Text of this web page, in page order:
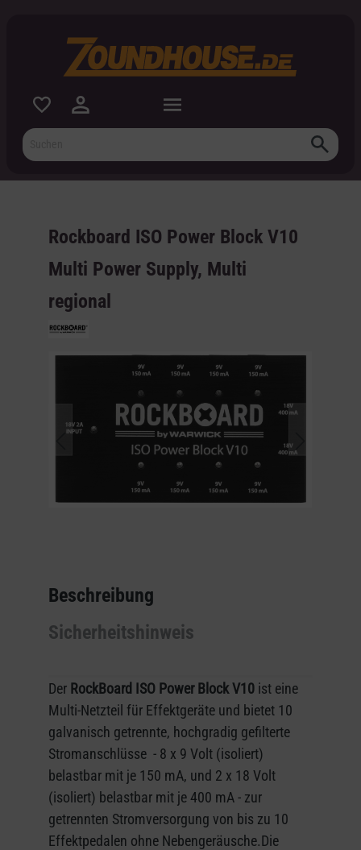
Rockboard ISO Power Block V10
Multi Power Supply, Multi
regional
Beschreibung
Sicherheitshinweis
Der RockBoard ISO Power Block V10 ist eine
Multi-Netzteil für Effektgeräte und bietet 10
galvanisch getrennte, hochgradig gefilterte
Stromanschlüsse - 8 x 9 Volt (isoliert)
belastbar mit je 150 mA, und 2 x 18 Volt
(isoliert) belastbar mit je 400 mA - zur
getrennten Stromversorgung von bis zu 10
Effektpedalen ohne Nebengeräusche.Die